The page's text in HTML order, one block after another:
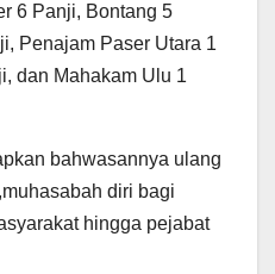
6 Panji, Bontang 5
Penajam Paser Utara 1
dan Mahakam Ulu 1
bahwasannya ulang
diri bagi
hingga pejabat